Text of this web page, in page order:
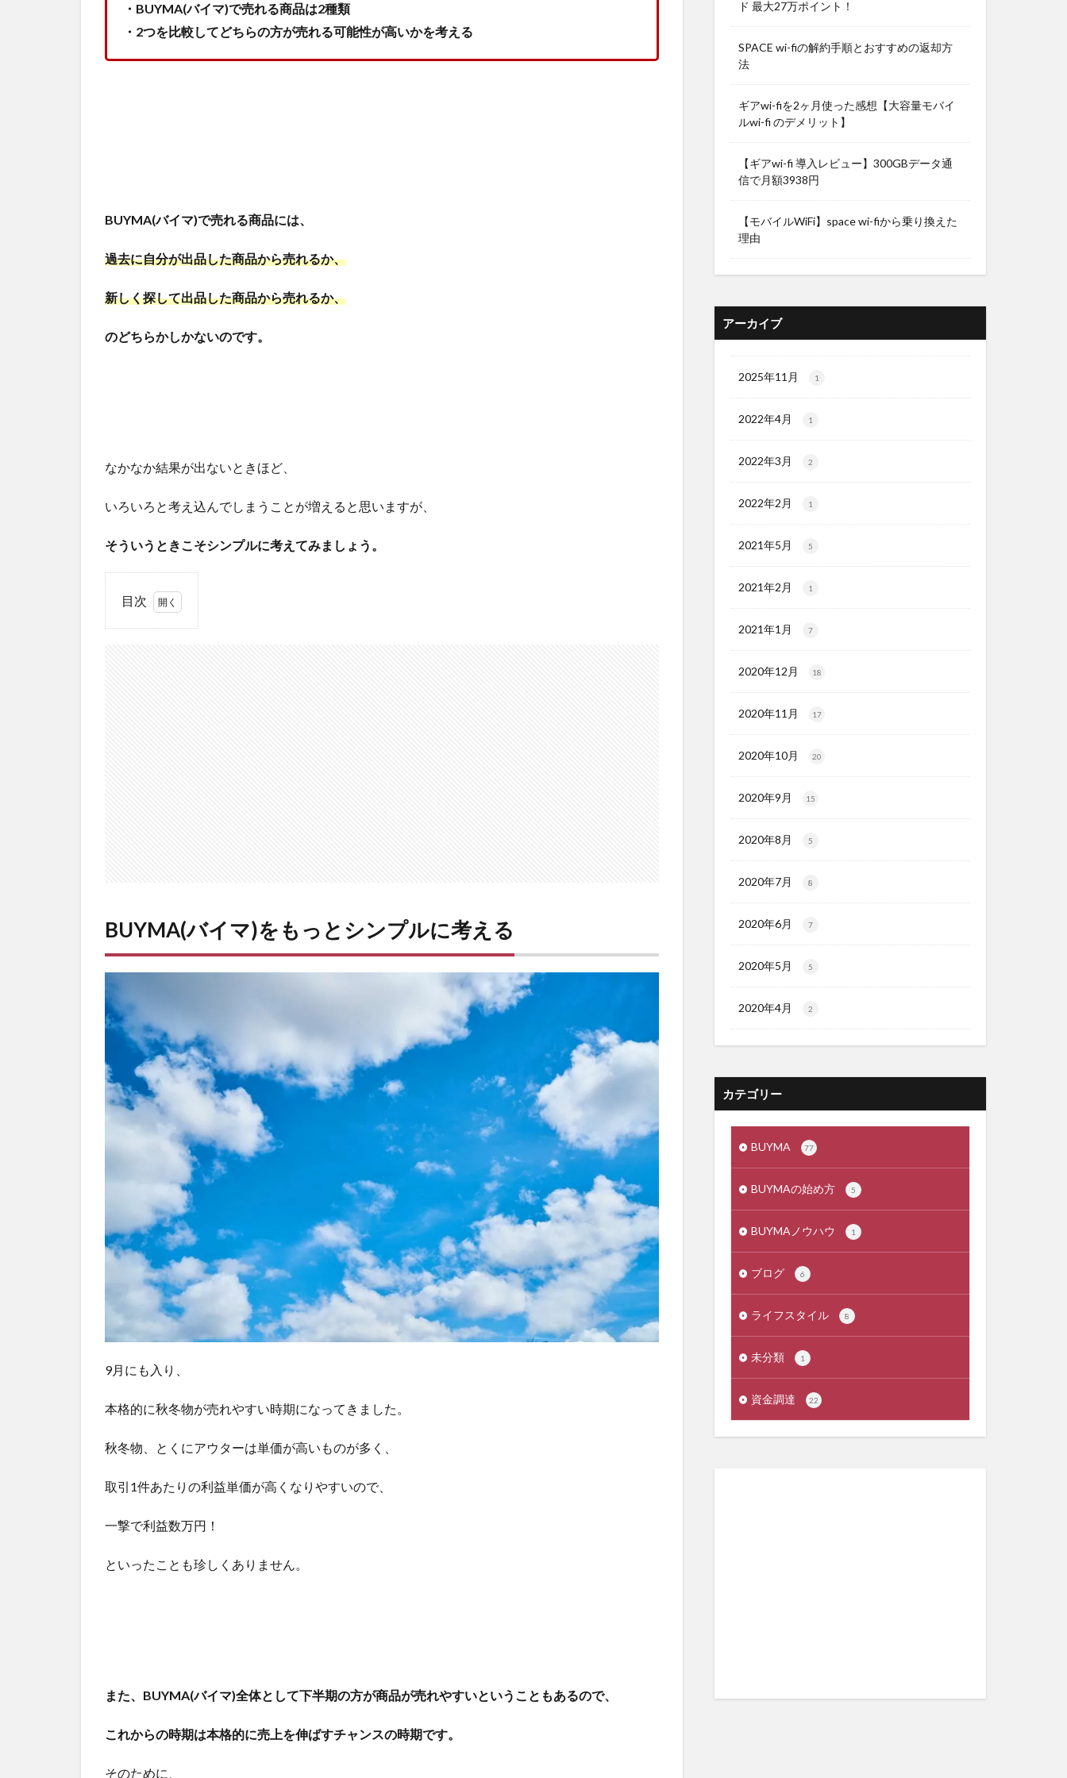
・BUYMA(バイマ)で売れる商品は2種類
・2つを比較してどちらの方が売れる可能性が高いかを考える
BUYMA(バイマ)で売れる商品には、
過去に自分が出品した商品から売れるか、
新しく探して出品した商品から売れるか、
のどちらかしかないのです。
なかなか結果が出ないときほど、
いろいろと考え込んでしまうことが増えると思いますが、
そういうときこそシンプルに考えてみましょう。
目次
た商
品か
2.新
しく
探し
て出
品す
る商
品
較
し
て
の
方
売
る
能
性
高
か
考
BUYMA(バイマ)をもっとシンプルに考える
9月にも入り、
本格的に秋冬物が売れやすい時期になってきました。
秋冬物、とくにアウターは単価が高いものが多く、
取引1件あたりの利益単価が高くなりやすいので、
一撃で利益数万円！
といったことも珍しくありません。
また、BUYMA(バイマ)全体として下半期の方が商品が売れやすいということもあるので、
これからの時期は本格的に売上を伸ばすチャンスの時期です。
そのために、
ド 最大27万ポイント！
SPACE wi-fiの解約手順とおすすめの返却方
法
ギアwi-fiを2ヶ月使った感想【大容量モバイ
ルwi-fi のデメリット】
【ギアwi-fi 導入レビュー】300GBデータ通
信で月額3938円
【モバイルWiFi】space wi-fiから乗り換えた
理由
アーカイブ
2025年11月 1
2022年4月 1
2022年3月 2
2022年2月 1
2021年5月 5
2021年2月 1
2021年1月 7
2020年12月 18
2020年11月 17
2020年10月 20
2020年9月 15
2020年8月 5
2020年7月 8
2020年6月 7
2020年5月 5
2020年4月 2
カテゴリー
BUYMA 77
BUYMAの始め方 5
BUYMAノウハウ 1
ブログ 6
ライフスタイル 8
未分類 1
資金調達 22